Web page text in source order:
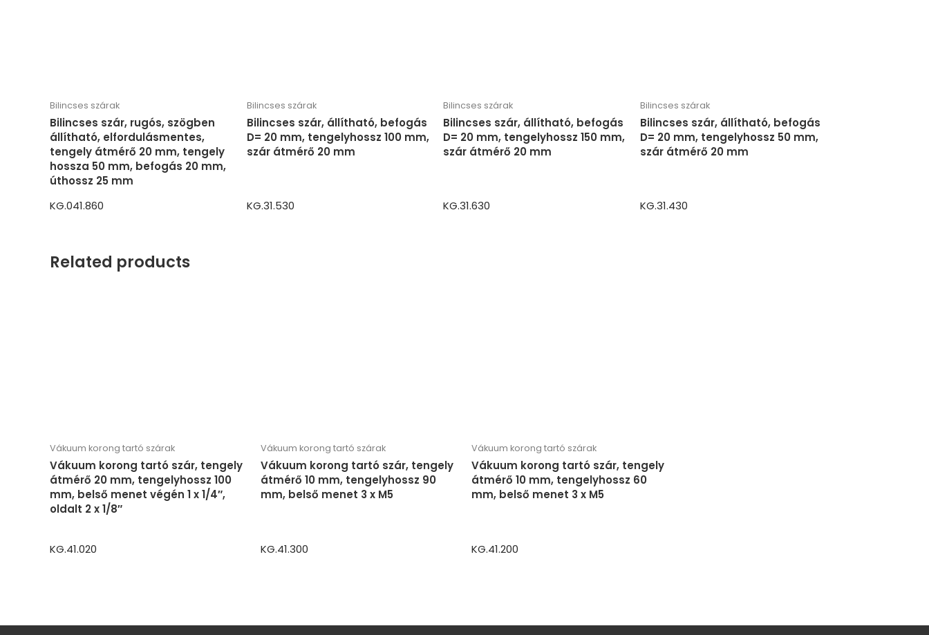
Bilincses szárak
Bilincses szár, rugós, szögben
állítható, elfordulásmentes,
tengely átmérő 20 mm, tengely
hossza 50 mm, befogás 20 mm,
úthossz 25 mm
KG.041.860
Bilincses szárak
Bilincses szár, állítható, befogás
D= 20 mm, tengelyhossz 100 mm,
szár átmérő 20 mm
KG.31.530
Bilincses szárak
Bilincses szár, állítható, befogás
D= 20 mm, tengelyhossz 150 mm,
szár átmérő 20 mm
KG.31.630
Bilincses szárak
Bilincses szár, állítható, befogás
D= 20 mm, tengelyhossz 50 mm,
szár átmérő 20 mm
KG.31.430
Related products
Vákuum korong tartó szárak
Vákuum korong tartó szár, tengely
átmérő 20 mm, tengelyhossz 100
mm, belső menet végén 1 x 1/4″,
oldalt 2 x 1/8″
KG.41.020
Vákuum korong tartó szárak
Vákuum korong tartó szár, tengely
átmérő 10 mm, tengelyhossz 90
mm, belső menet 3 x M5
KG.41.300
Vákuum korong tartó szárak
Vákuum korong tartó szár, tengely
átmérő 10 mm, tengelyhossz 60
mm, belső menet 3 x M5
KG.41.200